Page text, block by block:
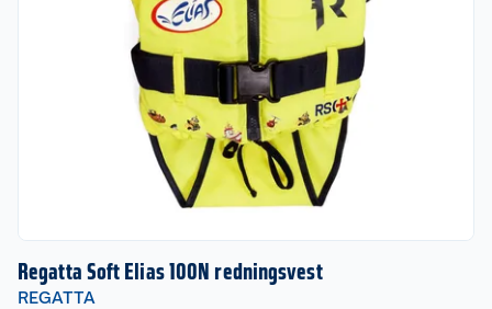
Regatta Soft Elias 100N redningsvest
REGATTA